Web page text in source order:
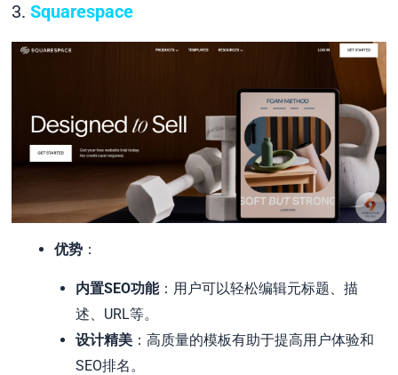
3.Squarespace
优势 ：
内置SEO功能：用户可以轻松编辑元标题、描
述、URL等。
设计精美 ：高质量的模板有助于提高用户体验和
SEO排名。